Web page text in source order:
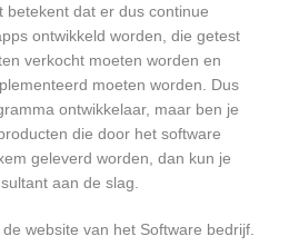
betekent dat er dus continue
ontwikkeld worden, die getest
verkocht moeten worden en
moeten worden. Dus
ontwikkelaar, maar ben je
die door het software
geleverd worden, dan kun je
aan de slag.
website van het Software bedrijf.